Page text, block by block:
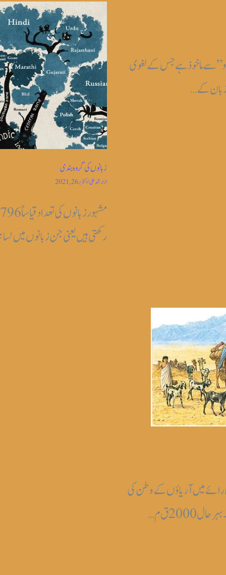
سے ماخوذ ہے جس کے لغوی
زبان کے…
زبانوں کی گروہ بندی
ازارشد علی/اکتوبر 26, 2021
رکھتی ہیں یعنی جن زبانوں میں
رائے میں آریاؤں کے وطن کی
ق م…